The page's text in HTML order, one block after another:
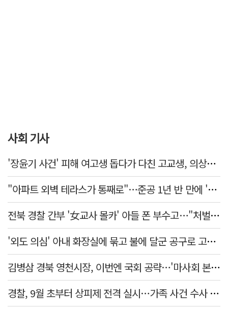
사회 기사
'장윤기 사건' 피해 여고생 돕다가 다친 고교생, 의상자 인정
"아파트 외벽 테라스가 통째로"…준공 1년 반 만에 '아찔 사고'
전북 경찰 간부 '女교사 몰카' 아들 폰 부수고…"처벌 못하는 사안" 내부망에 글
'외도 의심' 아내 화장실에 묶고 불에 달군 공구로 고문…남편 검거
김병삼 경북 영천시장, 이번엔 국회 공략…'마사회 본사 이전·광역교통망 확충' 요청
경찰, 9월 초부터 상피제 전격 실시…가족 사건 수사 못해